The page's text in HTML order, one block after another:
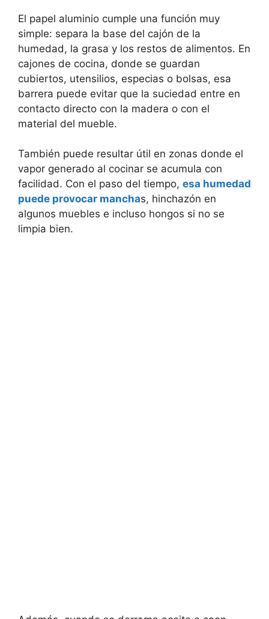
El papel aluminio cumple una función muy
simple: separa la base del cajón de la
humedad, la grasa y los restos de alimentos. En
cajones de cocina, donde se guardan
cubiertos, utensilios, especias o bolsas, esa
barrera puede evitar que la suciedad entre en
contacto directo con la madera o con el
material del mueble.
También puede resultar útil en zonas donde el
vapor generado al cocinar se acumula con
facilidad. Con el paso del tiempo, esa humedad
puede provocar manchas, hinchazón en
algunos muebles e incluso hongos si no se
limpia bien.